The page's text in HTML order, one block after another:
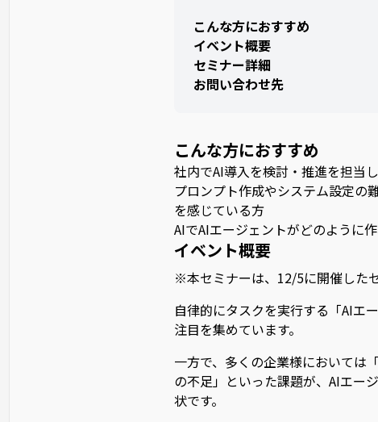
こんな方におすすめ
イベント概要
セミナー詳細
お問い合わせ先
こんな方におすすめ
社内でAI導入を検討・推進を担当
プロンプト作成やシステム設定の
を感じている方
AIでAIエージェントがどのように
イベント概要
※本セミナーは、12/5に開催した
自律的にタスクを実行する「AIエ
注目を集めています。
一方で、多くの企業様においては
の不足」といった課題が、AIエー
状です。